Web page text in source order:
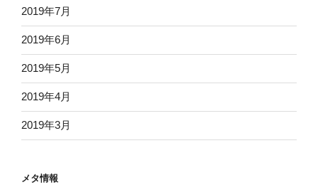
2019年7月
2019年6月
2019年5月
2019年4月
2019年3月
メタ情報